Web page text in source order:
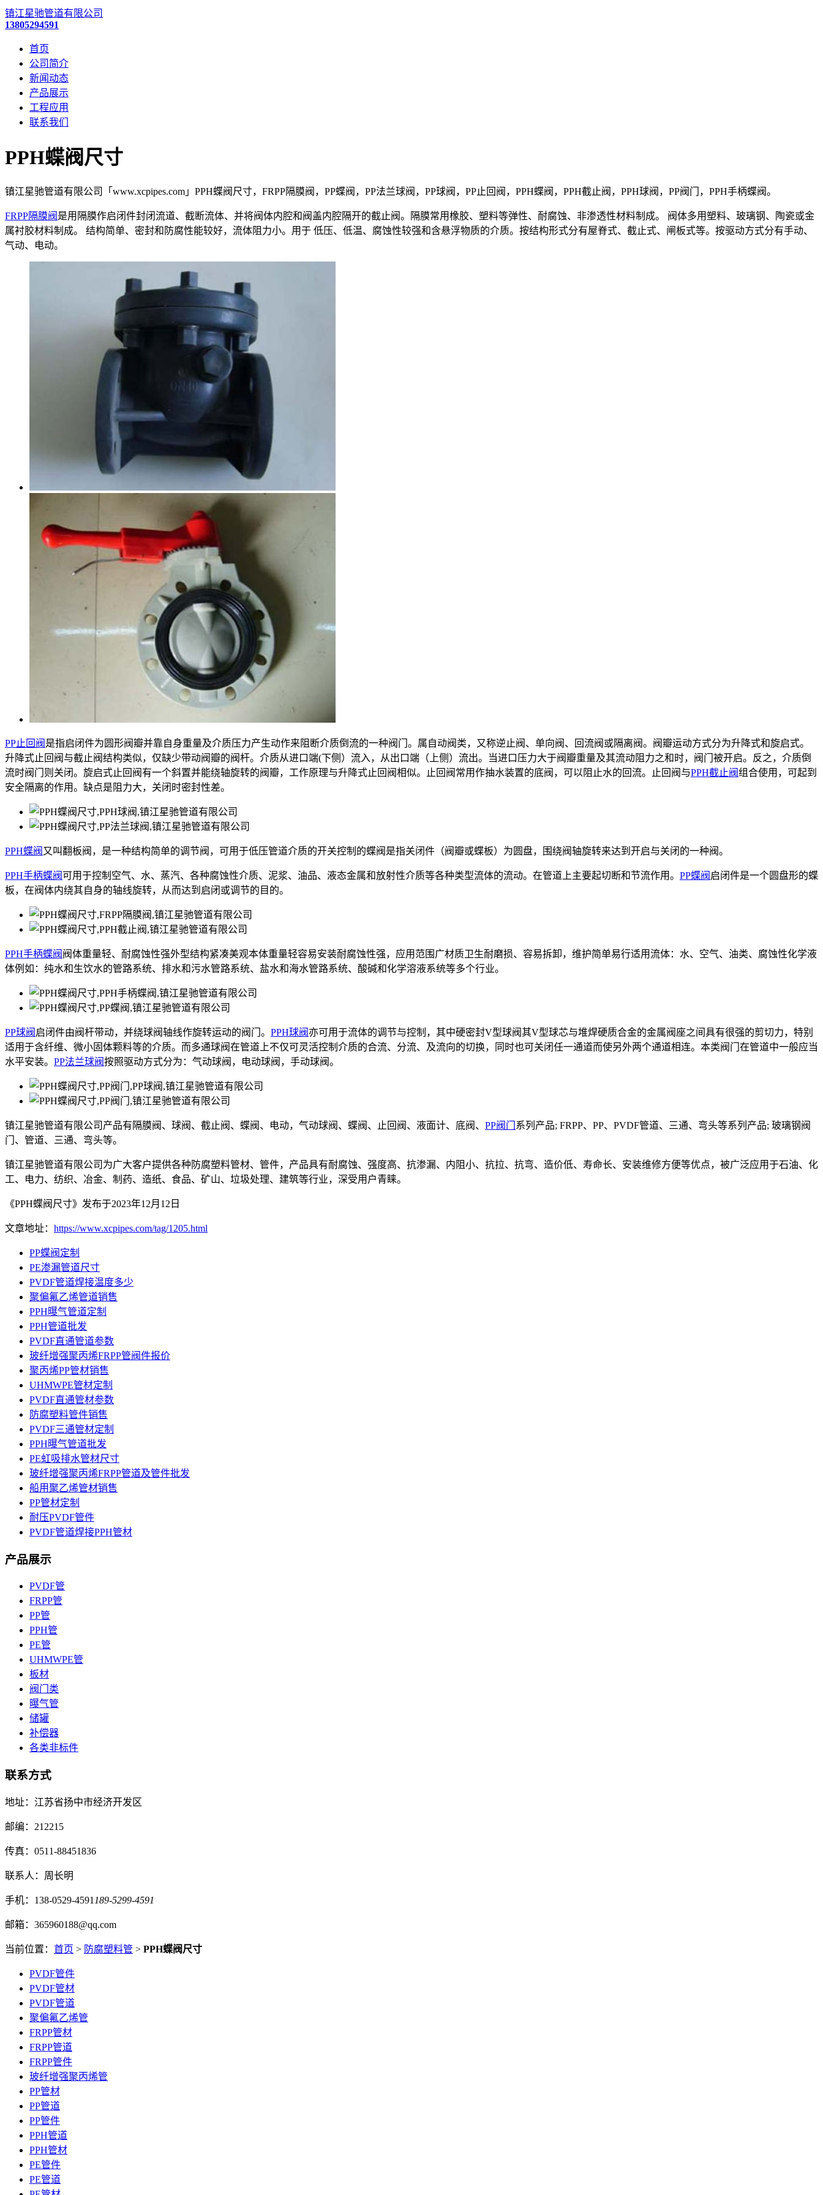
镇江星驰管道有限公司
13805294591
首页
公司简介
新闻动态
产品展示
工程应用
联系我们
PPH蝶阀尺寸
镇江星驰管道有限公司「www.xcpipes.com」PPH蝶阀尺寸，FRPP隔膜阀，PP蝶阀，PP法兰球阀，PP球阀，PP止回阀，PPH蝶阀，PPH截止阀，PPH球阀，PP阀门，PPH手柄蝶阀。
FRPP隔膜阀 是用隔膜作启闭件封闭流道、截断流体、并将阀体内腔和阀盖内腔隔开的截止阀。隔膜常用橡胶、塑料等弹性、耐腐蚀、非渗透性材料制成。 阀体多用塑料、玻璃钢、陶瓷或金
属衬胶材料制成。 结构简单、密封和防腐性能较好，流体阻力小。用于 低压、低温、腐蚀性较强和含悬浮物质的介质。按结构形式分有屋脊式、截止式、闸板式等。按驱动方式分有手动、
气动、电动。
PP止回阀 是指启闭件为圆形阀瓣并靠自身重量及介质压力产生动作来阻断介质倒流的一种阀门。属自动阀类，又称逆止阀、单向阀、回流阀或隔离阀。阀瓣运动方式分为升降式和旋启式。
升降式止回阀与截止阀结构类似，仅缺少带动阀瓣的阀杆。介质从进口端(下侧）流入，从出口端（上侧）流出。当进口压力大于阀瓣重量及其流动阻力之和时，阀门被开启。反之，介质倒
流时阀门则关闭。旋启式止回阀有一个斜置并能绕轴旋转的阀瓣，工作原理与升降式止回阀相似。止回阀常用作抽水装置的底阀，可以阻止水的回流。止回阀与PPH截止阀组合使用，可起到
安全隔离的作用。缺点是阻力大，关闭时密封性差。
PPH蝶阀 又叫翻板阀，是一种结构简单的调节阀，可用于低压管道介质的开关控制的蝶阀是指关闭件（阀瓣或蝶板）为圆盘，围绕阀轴旋转来达到开启与关闭的一种阀。
PPH手柄蝶阀可用于控制空气、水、蒸汽、各种腐蚀性介质、泥浆、油品、液态金属和放射性介质等各种类型流体的流动。在管道上主要起切断和节流作用。 PP蝶阀 启闭件是一个圆盘形的蝶
板，在阀体内绕其自身的轴线旋转，从而达到启闭或调节的目的。
PPH手柄蝶阀 阀体重量轻、耐腐蚀性强外型结构紧凑美观本体重量轻容易安装耐腐蚀性强，应用范围广材质卫生耐磨损、容易拆卸，维护简单易行适用流体：水、空气、油类、腐蚀性化学液
体例如：纯水和生饮水的管路系统、排水和污水管路系统、盐水和海水管路系统、酸碱和化学溶液系统等多个行业。
PP球阀 启闭件由阀杆带动，并绕球阀轴线作旋转运动的阀门。 PPH球阀 亦可用于流体的调节与控制，其中硬密封V型球阀其V型球芯与堆焊硬质合金的金属阀座之间具有很强的剪切力，特别
适用于含纤维、微小固体颗料等的介质。而多通球阀在管道上不仅可灵活控制介质的合流、分流、及流向的切换，同时也可关闭任一通道而使另外两个通道相连。本类阀门在管道中一般应当
水平安装。 PP法兰球阀按照驱动方式分为：气动球阀，电动球阀，手动球阀。
镇江星驰管道有限公司产品有隔膜阀、球阀、截止阀、蝶阀、电动，气动球阀、蝶阀、止回阀、液面计、底阀、 PP阀门 系列产品; FRPP、PP、PVDF管道、三通、弯头等系列产品; 玻璃钢阀
门、管道、三通、弯头等。
镇江星驰管道有限公司为广大客户提供各种防腐塑料管材、管件，产品具有耐腐蚀、强度高、抗渗漏、内阻小、抗拉、抗弯、造价低、寿命长、安装维修方便等优点，被广泛应用于石油、化
工、电力、纺织、冶金、制药、造纸、食品、矿山、垃圾处理、建筑等行业，深受用户青睐。
《PPH蝶阀尺寸》发布于2023年12月12日
文章地址： https://www.xcpipes.com/tag/1205.html
PP蝶阀定制
PE渗漏管道尺寸
PVDF管道焊接温度多少
聚偏氟乙烯管道销售
PPH曝气管道定制
PPH管道批发
PVDF直通管道参数
玻纤增强聚丙烯FRPP管阀件报价
聚丙烯PP管材销售
UHMWPE管材定制
PVDF直通管材参数
防腐塑料管件销售
PVDF三通管材定制
PPH曝气管道批发
PE虹吸排水管材尺寸
玻纤增强聚丙烯FRPP管道及管件批发
船用聚乙烯管材销售
PP管材定制
耐压PVDF管件
PVDF管道焊接PPH管材
产品展示
PVDF管
FRPP管
PP管
PPH管
PE管
UHMWPE管
板材
阀门类
曝气管
储罐
补偿器
各类非标件
联系方式
地址：江苏省扬中市经济开发区
邮编：212215
传真：0511-88451836
联系人：周长明
手机：138-0529-4591 189-5299-4591
邮箱：365960188@qq.com
当前位置： 首页 > 防腐塑料管 > PPH蝶阀尺寸
PVDF管件
PVDF管材
PVDF管道
聚偏氟乙烯管
FRPP管材
FRPP管道
FRPP管件
玻纤增强聚丙烯管
PP管材
PP管道
PP管件
PPH管道
PPH管材
PE管件
PE管道